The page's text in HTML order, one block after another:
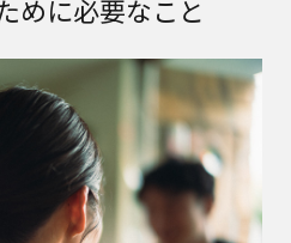
めに必要なこと